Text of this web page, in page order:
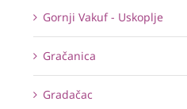
Gornji Vakuf - Uskoplje
Gračanica
Gradačac